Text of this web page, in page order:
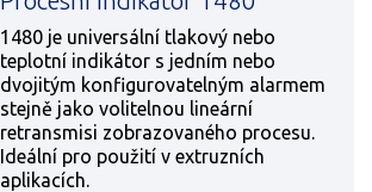
1480 je universální tlakový nebo
teplotní indikátor s jedním nebo
dvojitým konfigurovatelným alarmem
stejně jako volitelnou lineární
retransmisi zobrazovaného procesu.
Ideální pro použití v extruzních
aplikacích.